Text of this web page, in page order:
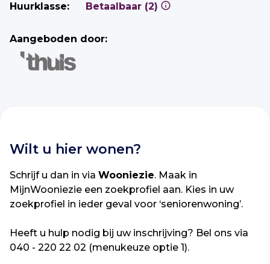
Huurklasse:
Betaalbaar (2)
Aangeboden door:
Wilt u hier wonen?
Schrijf u dan in via Wooniezie. Maak in
MijnWooniezie een zoekprofiel aan. Kies in uw
zoekprofiel in ieder geval voor ‘seniorenwoning’.
Heeft u hulp nodig bij uw inschrijving? Bel ons via
040 - 220 22 02 (menukeuze optie 1).